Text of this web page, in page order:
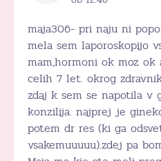
maja306- pri naju ni
mela sem laporoskopijo
mam,hormoni ok moz ok
celih 7 let. okrog
zdaj k sem se napotila v
konzilija. najprej je
potem dr res (ki ga
vsakemuuuuu).zdej pa